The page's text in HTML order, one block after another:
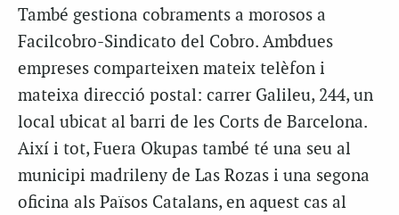
També gestiona cobraments a morosos a
Facilcobro-Sindicato del Cobro. Ambdues
empreses comparteixen mateix telèfon i
mateixa direcció postal: carrer Galileu, 244, un
local ubicat al barri de les Corts de Barcelona.
Així i tot, Fuera Okupas també té una seu al
municipi madrileny de Las Rozas i una segona
oficina als Països Catalans, en aquest cas al